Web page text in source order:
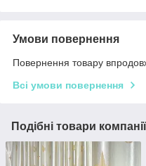
Умови повернення
Повернення товару
Всі умови повернення
Подібні товари компанії